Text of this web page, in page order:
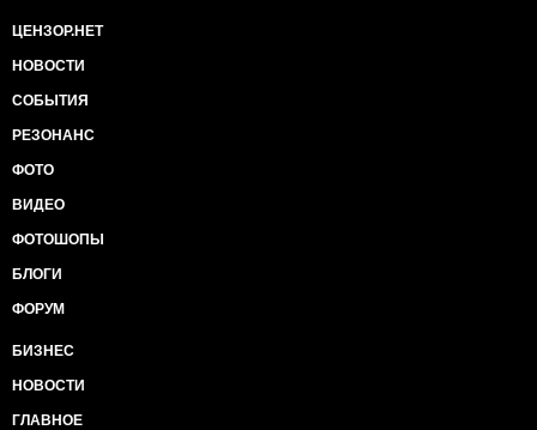
ЦЕНЗОР.НЕТ
НОВОСТИ
СОБЫТИЯ
РЕЗОНАНС
ФОТО
ВИДЕО
ФОТОШОПЫ
БЛОГИ
ФОРУМ
БИЗНЕС
НОВОСТИ
ГЛАВНОЕ